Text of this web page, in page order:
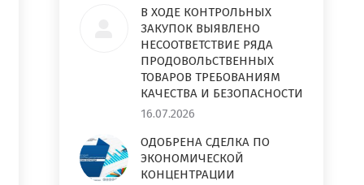
В ХОДЕ КОНТРОЛЬНЫХ
ЗАКУПОК ВЫЯВЛЕНО
НЕСООТВЕТСТВИЕ РЯДА
ПРОДОВОЛЬСТВЕННЫХ
ТОВАРОВ ТРЕБОВАНИЯМ
КАЧЕСТВА И БЕЗОПАСНОСТИ
16.07.2026
ОДОБРЕНА СДЕЛКА ПО
ЭКОНОМИЧЕСКОЙ
КОНЦЕНТРАЦИИ